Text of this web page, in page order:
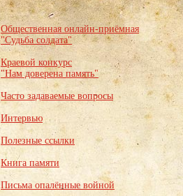
Общественная онлайн-приёмная
"Судьба солдата"
Краевой конкурс
"Нам доверена память"
Часто задаваемые вопросы
Интервью
Полезные ссылки
Книга памяти
Письма опалённые войной